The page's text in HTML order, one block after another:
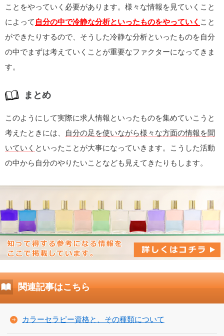
ことをやっていく必要があります。様々な情報を見ていくこと
によって 自分の中で冷静な分析といったものをやっていく こと
ができたりするので、そうした冷静な分析といったものを自分
の中でまずは考えていくことが重要なファクターになってきま
す。
まとめ
このようにして実際に求人情報といったものを集めていこうと
考えたときには、
自分の足を使いながら様々な方面の情報を聞
いていく といったことが大事になっていきます。こうした活動
の中から自分のやりたいことなども見えてきたりもします。
関連記事はこちら
カラーセラピー資格と、その種類について